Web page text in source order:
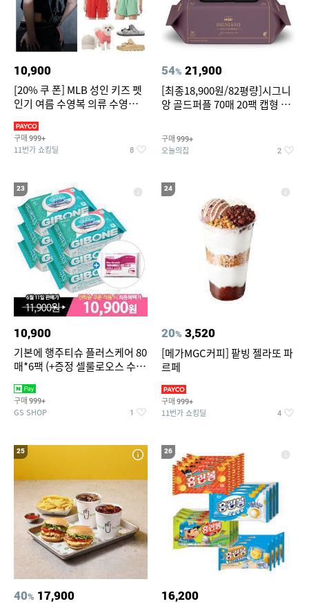
10,900
[20% 쿠 폰] MLB 성인 키즈 펫
인기 여름 수영복 의류 수영복
구매 999+
11번가 쇼킹딜 8
54% 21,900
[최종18,900원/82평량]시그니
앙 골드퍼플 70매 20팩 캡형 아
구매 999+
오늘의집 2
23
10,900
기본에 행주티슈 플러스케어 80
매*6팩 (+증정 셀룰로오스 수세
구매 999+
GS SHOP 1
24
20% 3,520
[메가MGC커피] 팥빙 젤라또 파
르페
구매 999+
11번가 쇼킹딜 4
25
40% 17,900
26
16,200